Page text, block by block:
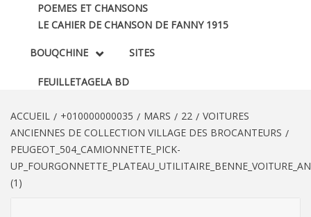
POEMES ET CHANSONS
LE CAHIER DE CHANSON DE FANNY 1915
BOUQCHINE
FEUILLETAGELA BD
SITES
ACCUEIL +010000000035 MARS 22
VOITURES
ANCIENNES DE COLLECTION VILLAGE DES BROCANTEURS
PEUGEOT_504_CAMIONNETTE_PICK-
(1)